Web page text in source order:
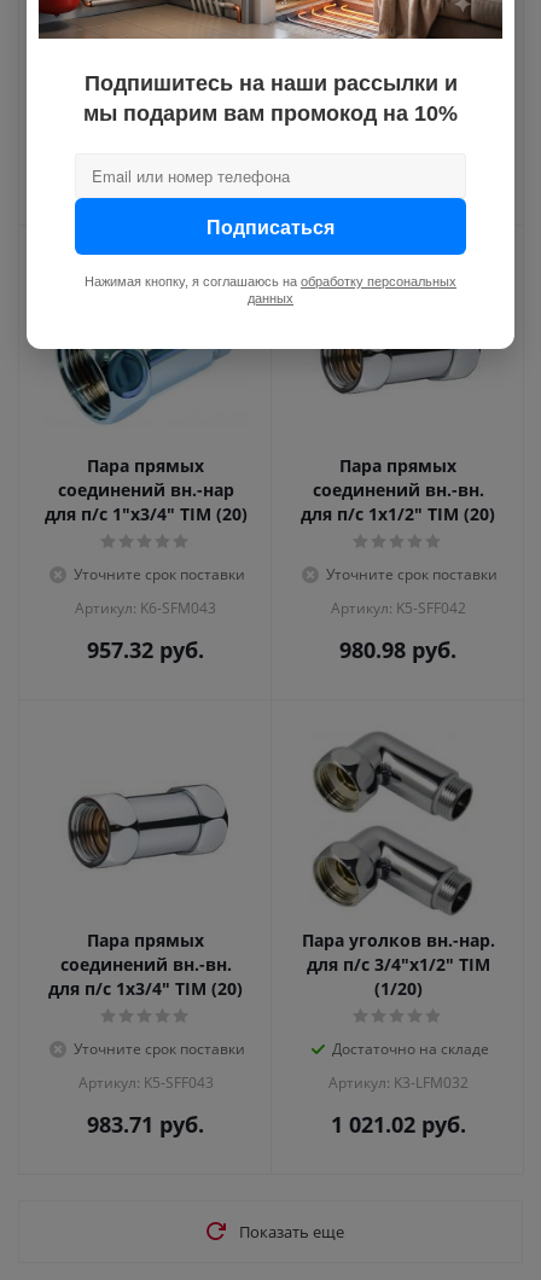
переходниками НР
1/2",воздух.
Уточните срок поставки
904.54руб.
соединений вн.-вн.
для п/с 1"х1" TIM (20)
Уточните срок поставки
Пара прямых
соединений вн.-нар
для п/с 1"х3/4" TIM (20)
Уточните срок поставки
Артикул: K6-SFM043
957.32 руб.
Пара прямых
соединений вн.-вн.
для п/с 1х1/2" TIM (20)
Уточните срок поставки
Артикул: K5-SFF042
980.98 руб.
Пара прямых
соединений вн.-вн.
для п/с 1х3/4" TIM (20)
Уточните срок поставки
Артикул: K5-SFF043
983.71 руб.
Пара уголков вн.-нар.
для п/с 3/4"х1/2" TIM
(1/20)
Достаточно на складе
Артикул: K3-LFM032
1 021.02руб.
Показать еще
Подпишитесь на наши рассылки и
мы подарим вам промокод на 10%
Подписаться
Нажимая кнопку, я соглашаюсь на обработку персональных
данных